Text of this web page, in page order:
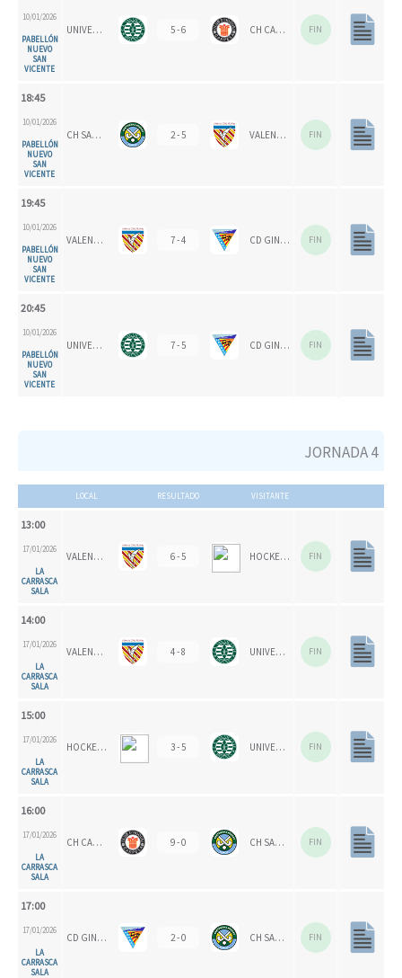
10/01/2026
PABELLÓN
NUEVO
SAN
VICENTE
UNIVERSITAT D'ALACANT - SAN VICENTE 5 - 6 CH CARPESA FIN
18:45
10/01/2026
PABELLÓN
NUEVO
SAN
VICENTE
CH SANTOMERA 2 - 5 VALENCIA CH FIN
19:45
10/01/2026
PABELLÓN
NUEVO
SAN
VICENTE
VALENCIA CH 7 - 4 CD GINER DE LOS RÍOS FIN
20:45
10/01/2026
PABELLÓN
NUEVO
SAN
VICENTE
UNIVERSITAT D'ALACANT - SAN VICENTE 7 - 5 CD GINER DE LOS RÍOS FIN
JORNADA 4
LOCAL RESULTADO VISITANTE
13:00
17/01/2026
LA
CARRASCA
SALA
VALENCIA CH 6 - 5 HOCKEY SALDUIE '78 FIN
14:00
17/01/2026
LA
CARRASCA
SALA
VALENCIA CH 4 - 8 UNIVERSITAT D'ALACANT - SAN VICENTE FIN
15:00
17/01/2026
LA
CARRASCA
SALA
HOCKEY SALDUIE '78 3 - 5 UNIVERSITAT D'ALACANT - SAN VICENTE FIN
16:00
17/01/2026
LA
CARRASCA
SALA
CH CARPESA 9 - 0 CH SANTOMERA FIN
17:00
17/01/2026
LA
CARRASCA
SALA
CD GINER DE LOS RÍOS 2 - 0 CH SANTOMERA FIN